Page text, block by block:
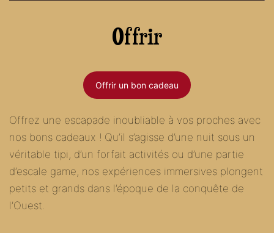
Offrir
Offrir un bon cadeau
Offrez une escapade inoubliable à vos proches avec
nos bons cadeaux ! Qu’il s’agisse d’une nuit sous un
véritable tipi, d’un forfait activités ou d’une partie
d’escale game, nos expériences immersives plongent
petits et grands dans l’époque de la conquête de
l’Ouest.